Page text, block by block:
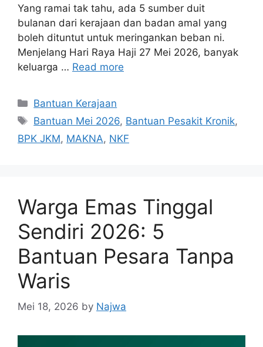
Yang ramai tak tahu, ada 5 sumber duit
bulanan dari kerajaan dan badan amal yang
boleh dituntut untuk meringankan beban ni.
Menjelang Hari Raya Haji 27 Mei 2026, banyak
keluarga … Read more
Categories
Bantuan Kerajaan
Tags
Bantuan Mei 2026, Bantuan Pesakit Kronik,
BPK JKM, MAKNA, NKF
Warga Emas Tinggal
Sendiri 2026: 5
Bantuan Pesara Tanpa
Waris
Mei 18, 2026 by Najwa